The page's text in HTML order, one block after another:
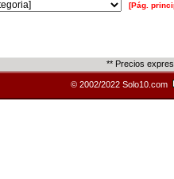
[Pág.
** Precios
© 2002/2022 Solo10.com